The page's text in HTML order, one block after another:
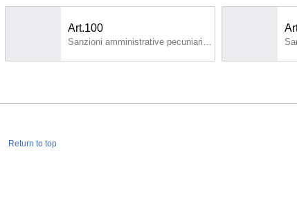
Art.100
Return to top